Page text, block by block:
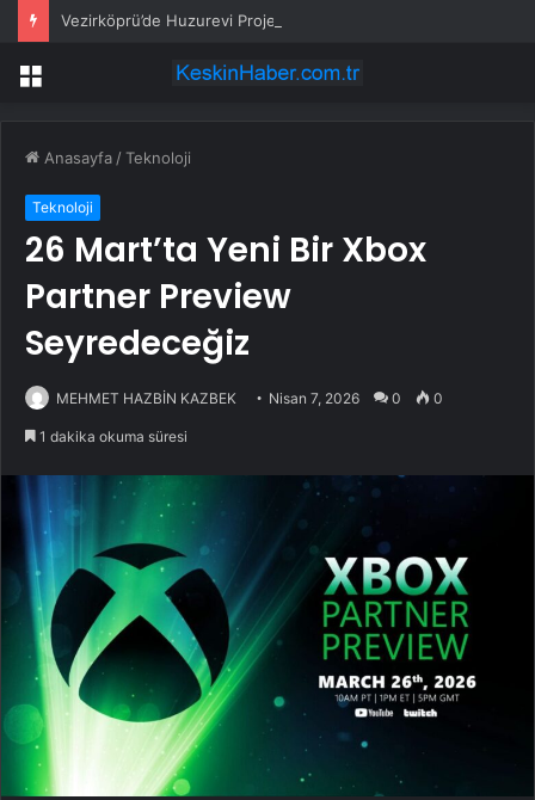
Vezirköprü’de Huzurevi Projesine 192 Milyon TL Destek
Menü
Anasayfa /Teknoloji
Teknoloji
26 Mart’ta Yeni Bir Xbox
Partner Preview
Seyredeceğiz
MEHMET HAZBİN KAZBEK Nisan 7, 2026 0 0
1 dakika okuma süresi